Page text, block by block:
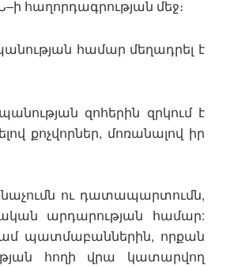
հաղորդագրության մեջ։
համար մեղադրել է
զոհերին զրկում է
քոչվորներ, մոռանալով իր
ու դատապարտումն,
արդարության համար:
պատմաբաններին, որքան
հողի վրա կատարվող